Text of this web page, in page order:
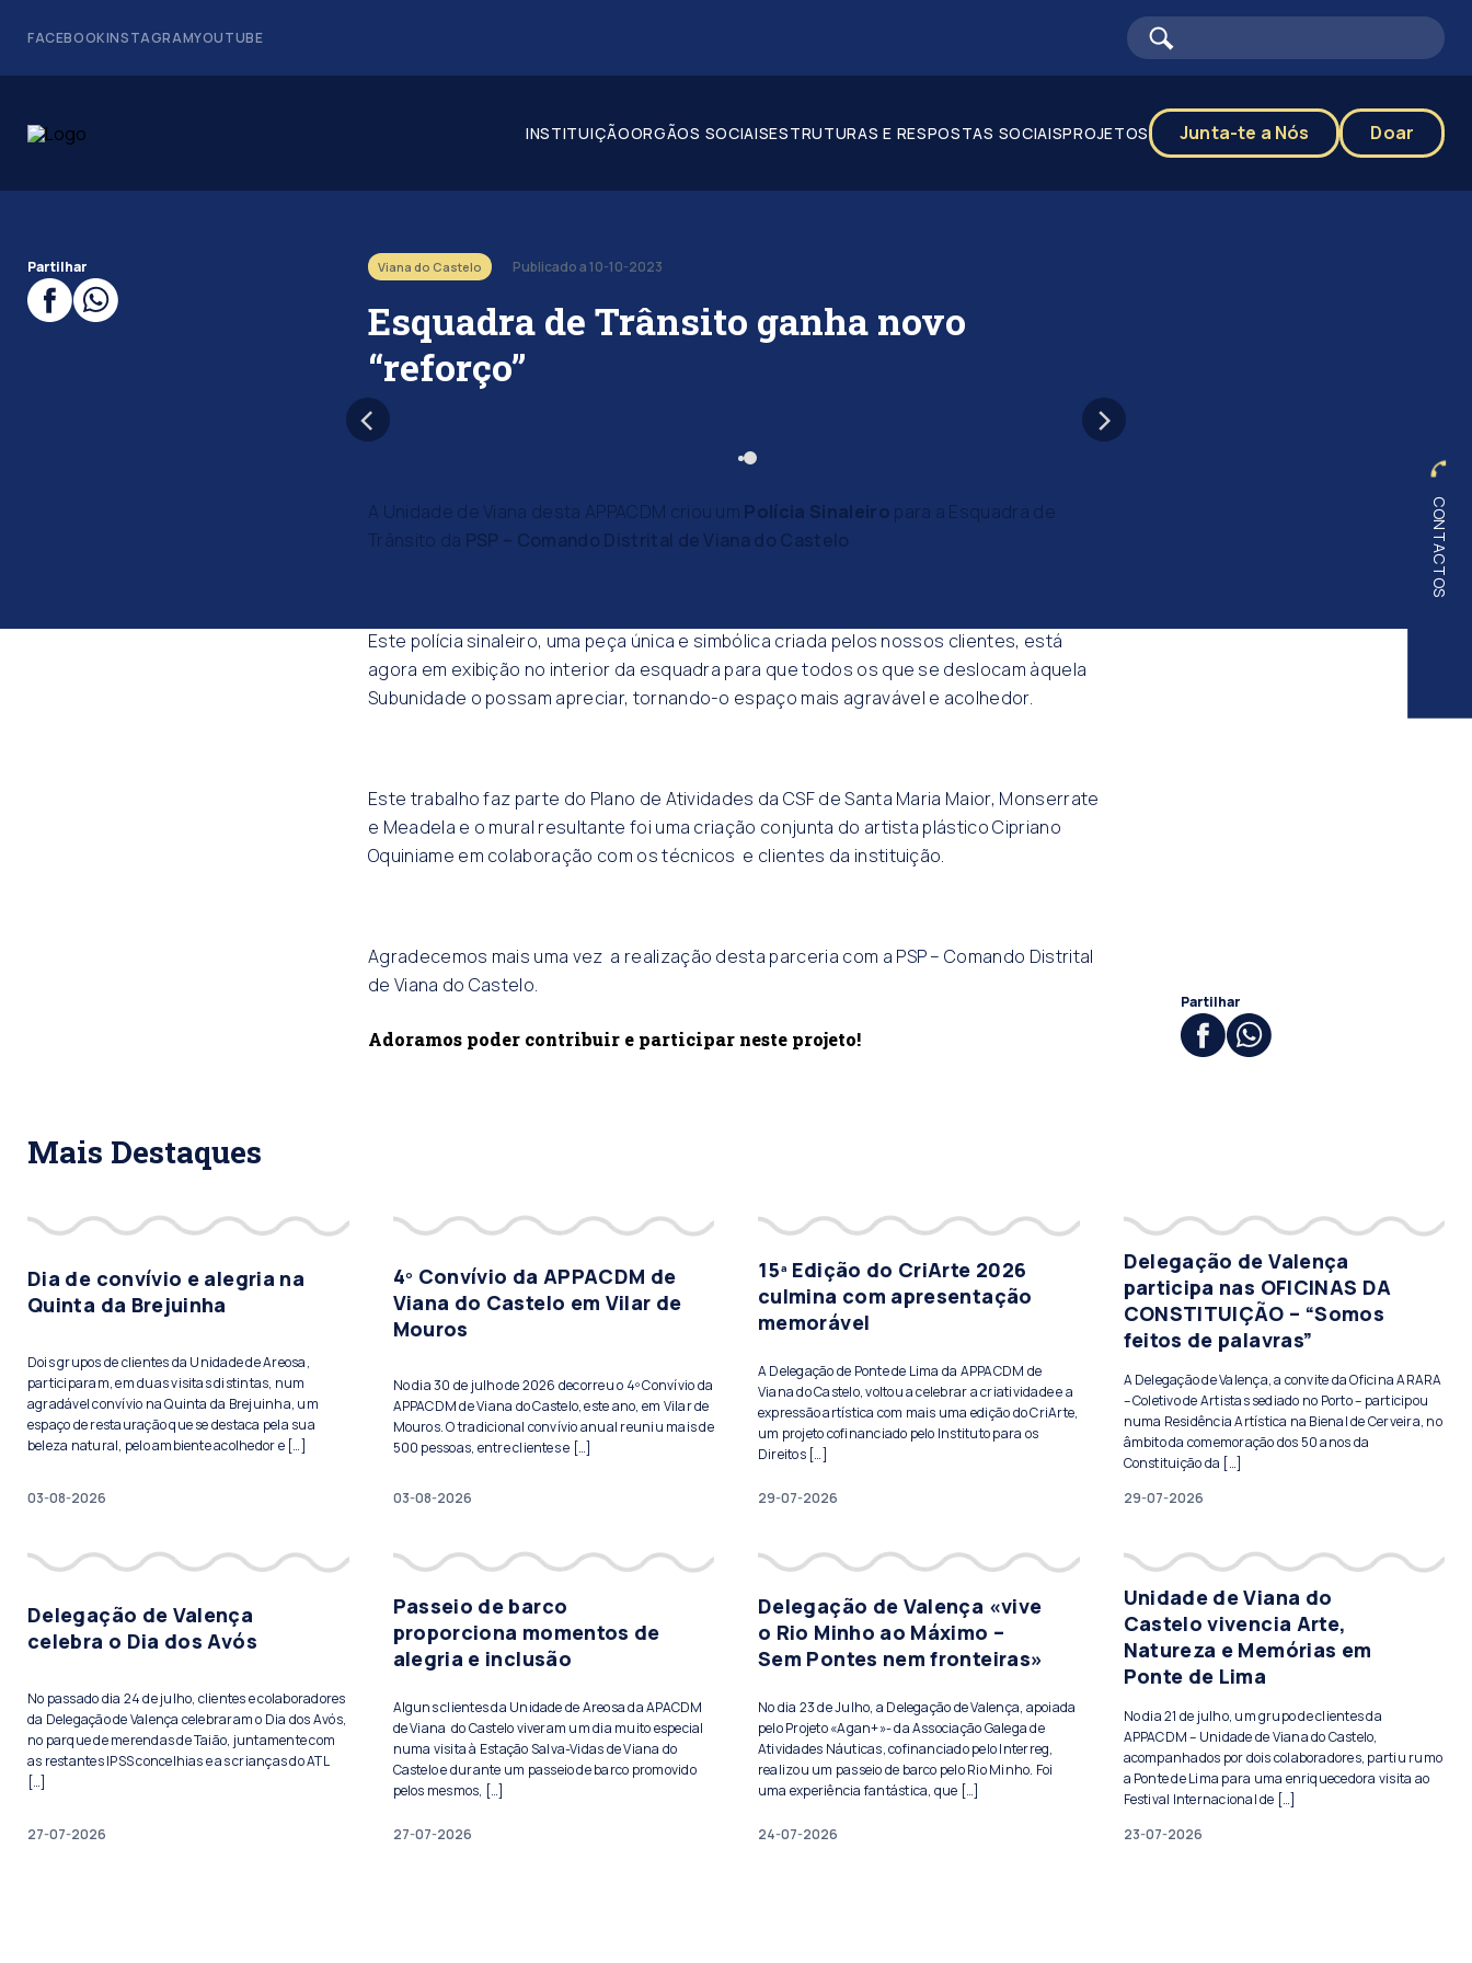
FACEBOOKINSTAGRAMYOUTUBE
CONTACTOS
INSTITUIÇÃOORGÃOS SOCIAISESTRUTURAS E RESPOSTAS SOCIAISPROJETOS Junta-te a Nós Doar
Partilhar Viana do Castelo Publicado a 10-10-2023
Esquadra de Trânsito ganha novo
“reforço”
A Unidade de Viana desta APPACDM criou um Polícia Sinaleiro para a Esquadra de
Trânsito da PSP – Comando Distrital de Viana do Castelo
Este polícia sinaleiro, uma peça única e simbólica criada pelos nossos clientes, está
agora em exibição no interior da esquadra para que todos os que se deslocam àquela
Subunidade o possam apreciar, tornando-o espaço mais agravável e acolhedor.
Este trabalho faz parte do Plano de Atividades da CSF de Santa Maria Maior, Monserrate
e Meadela e o mural resultante foi uma criação conjunta do artista plástico Cipriano
Oquiniame em colaboração com os técnicos e clientes da instituição.
Agradecemos mais uma vez a realização desta parceria com a PSP – Comando Distrital
de Viana do Castelo.
Adoramos poder contribuir e participar neste projeto!
Partilhar
Mais Destaques
Dia de convívio e alegria na
Quinta da Brejuinha
Dois grupos de clientes da Unidade de Areosa,
participaram, em duas visitas distintas, num
agradável convívio na Quinta da Brejuinha, um
espaço de restauração que se destaca pela sua
beleza natural, pelo ambiente acolhedor e […]
03-08-2026
4º Convívio da APPACDM de
Viana do Castelo em Vilar de
Mouros
No dia 30 de julho de 2026 decorreu o 4º Convívio da
APPACDM de Viana do Castelo, este ano, em Vilar de
Mouros. O tradicional convívio anual reuniu mais de
500 pessoas, entre clientes e […]
03-08-2026
15ª Edição do CriArte 2026
culmina com apresentação
memorável
A Delegação de Ponte de Lima da APPACDM de
Viana do Castelo, voltou a celebrar a criatividade e a
expressão artística com mais uma edição do CriArte,
um projeto cofinanciado pelo Instituto para os
Direitos […]
29-07-2026
Delegação de Valença
participa nas OFICINAS DA
CONSTITUIÇÃO – “Somos
feitos de palavras”
A Delegação de Valença, a convite da Oficina ARARA
– Coletivo de Artistas sediado no Porto – participou
numa Residência Artística na Bienal de Cerveira, no
âmbito da comemoração dos 50 anos da
Constituição da […]
29-07-2026
Delegação de Valença
celebra o Dia dos Avós
No passado dia 24 de julho, clientes e colaboradores
da Delegação de Valença celebraram o Dia dos Avós,
no parque de merendas de Taião, juntamente com
as restantes IPSS concelhias e as crianças do ATL
[…]
27-07-2026
Passeio de barco
proporciona momentos de
alegria e inclusão
Alguns clientes da Unidade de Areosa da APACDM
de Viana do Castelo viveram um dia muito especial
numa visita à Estação Salva-Vidas de Viana do
Castelo e durante um passeio de barco promovido
pelos mesmos, […]
27-07-2026
Delegação de Valença «vive
o Rio Minho ao Máximo –
Sem Pontes nem fronteiras»
No dia 23 de Julho, a Delegação de Valença, apoiada
pelo Projeto «Agan+»- da Associação Galega de
Atividades Náuticas, cofinanciado pelo Interreg,
realizou um passeio de barco pelo Rio Minho. Foi
uma experiência fantástica, que […]
24-07-2026
Unidade de Viana do
Castelo vivencia Arte,
Natureza e Memórias em
Ponte de Lima
No dia 21 de julho, um grupo de clientes da
APPACDM – Unidade de Viana do Castelo,
acompanhados por dois colaboradores, partiu rumo
a Ponte de Lima para uma enriquecedora visita ao
Festival Internacional de […]
23-07-2026